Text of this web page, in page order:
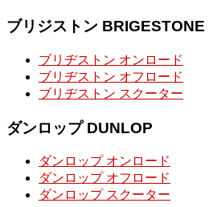
ブリジストン BRIGESTONE
ブリヂストン オンロード
ブリヂストン オフロード
ブリヂストン スクーター
ダンロップ DUNLOP
ダンロップ オンロード
ダンロップ オフロード
ダンロップ スクーター